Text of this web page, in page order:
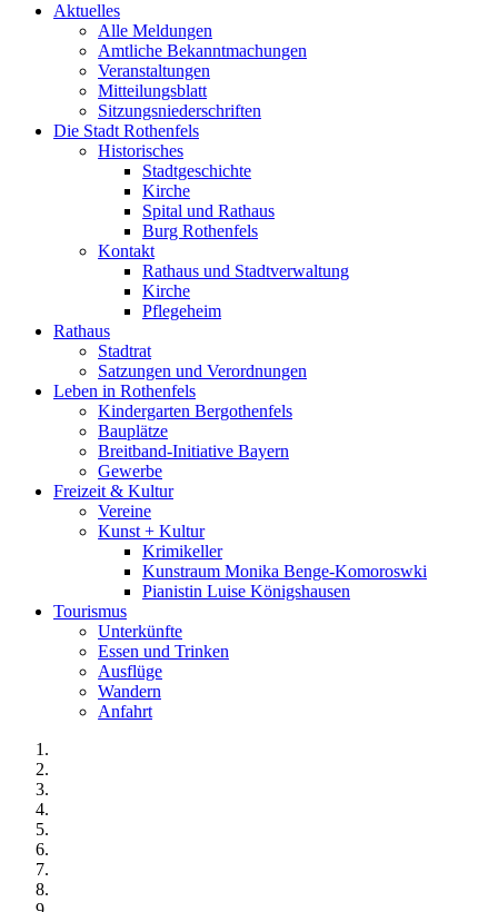
Aktuelles
Alle Meldungen
Amtliche Bekanntmachungen
Veranstaltungen
Mitteilungsblatt
Sitzungsniederschriften
Die Stadt Rothenfels
Historisches
Stadtgeschichte
Kirche
Spital und Rathaus
Burg Rothenfels
Kontakt
Rathaus und Stadtverwaltung
Kirche
Pflegeheim
Rathaus
Stadtrat
Satzungen und Verordnungen
Leben in Rothenfels
Kindergarten Bergothenfels
Bauplätze
Breitband-Initiative Bayern
Gewerbe
Freizeit & Kultur
Vereine
Kunst + Kultur
Krimikeller
Kunstraum Monika Benge-Komoroswki
Pianistin Luise Königshausen
Tourismus
Unterkünfte
Essen und Trinken
Ausflüge
Wandern
Anfahrt